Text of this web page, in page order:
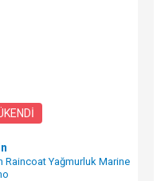
Raincoat Yağmurluk Marine